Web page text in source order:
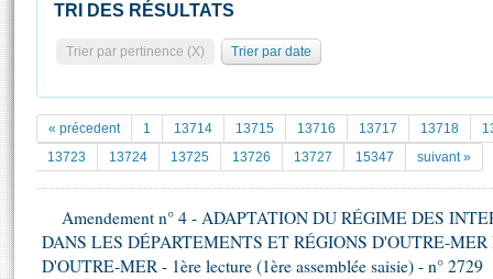
Pétitions
Documents parlementaires
Projets de loi
Propositions de loi
Amendements
Textes adoptés
Statistiques et chiffres clés
Documents de référence
( Constitution | Règlement de l'Assemblée ... )
Histoire
Juniors
La Bibliothèque
Les archives
Photos libres de droit
TRI DES RÉSULTATS
Trier par pertinence (X) Trier par date
« précedent 1 13714 13715 13716 13717 13718
13723
13724 13725 13726 13727 15347 suivant »
Amendement n° 4 - ADAPTATION DU RÉGIME DES
DANS LES DÉPARTEMENTS ET RÉGIONS D'OUTRE-
D'OUTRE-MER - 1ère lecture (1ère assemblée saisie) - n° 2729